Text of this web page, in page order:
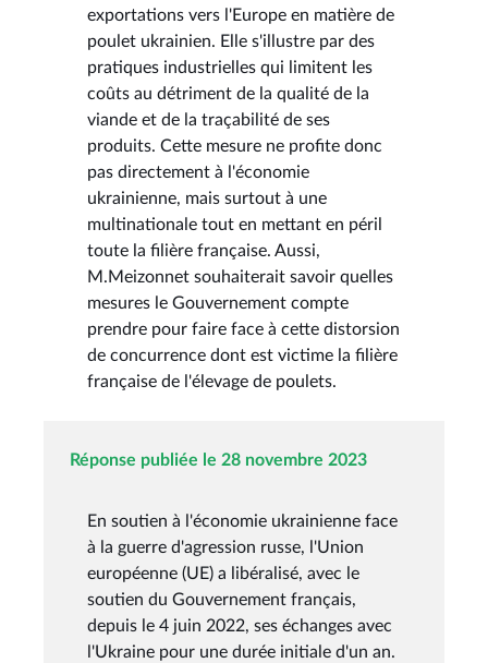
exportations vers l'Europe en matière de
poulet ukrainien. Elle s'illustre par des
pratiques industrielles qui limitent les
coûts au détriment de la qualité de la
viande et de la traçabilité de ses
produits. Cette mesure ne profite donc
pas directement à l'économie
ukrainienne, mais surtout à une
multinationale tout en mettant en péril
toute la filière française. Aussi,
M.Meizonnet souhaiterait savoir quelles
mesures le Gouvernement compte
prendre pour faire face à cette distorsion
de concurrence dont est victime la filière
française de l'élevage de poulets.
Réponse publiée le 28 novembre 2023
En soutien à l'économie ukrainienne face
à la guerre d'agression russe, l'Union
européenne (UE) a libéralisé, avec le
soutien du Gouvernement français,
depuis le 4 juin 2022, ses échanges avec
l'Ukraine pour une durée initiale d'un an.